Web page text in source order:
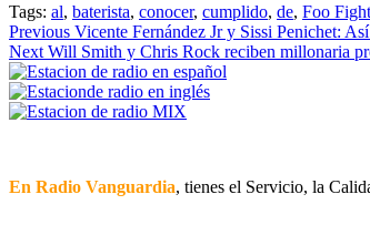
Tags: al, baterista, conocer, cumplido, de, Foo
Continue
Reading
Previous Vicente Fernández Jr y Sissi Penichet:
Next Will Smith y Chris Rock reciben millonaria
En Radio Vanguardia, tienes el Servicio, la